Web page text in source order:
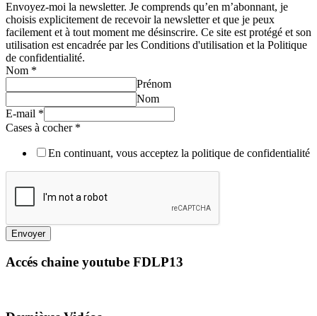
Envoyez-moi la newsletter. Je comprends qu’en m’abonnant, je
choisis explicitement de recevoir la newsletter et que je peux
facilement et à tout moment me désinscrire. Ce site est protégé et son
utilisation est encadrée par les Conditions d'utilisation et la Politique
de confidentialité.
Nom *
Prénom
Nom
E-mail *
Cases à cocher *
En continuant, vous acceptez la politique de confidentialité
Envoyer
Accés chaine youtube FDLP13